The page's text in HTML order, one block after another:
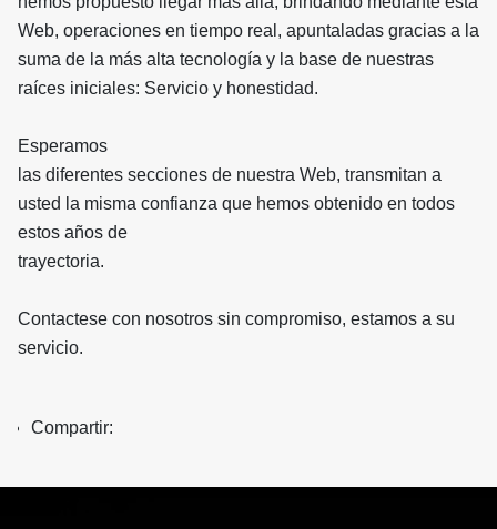
Web, operaciones en tiempo real, apuntaladas gracias a la
suma de la más alta tecnología y la base de nuestras
raíces iniciales: Servicio y honestidad.
Esperamos
las diferentes secciones de nuestra Web, transmitan a
usted la misma confianza que hemos obtenido en todos
estos años de
trayectoria.
Contactese con nosotros sin compromiso, estamos a su
servicio.
Compartir: